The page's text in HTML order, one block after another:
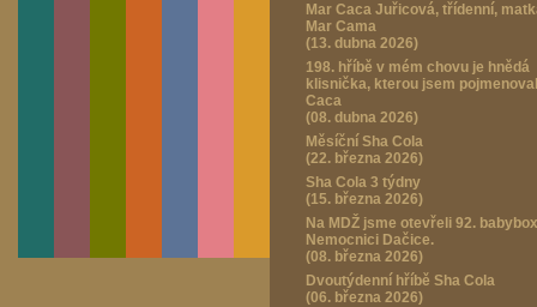
Mar Caca Juřicová, třídenní,
Mar Cama
(13. dubna 2026)
198. hříbě v mém chovu je hnědá
klisnička, kterou jsem
Caca
(08. dubna 2026)
Měsíční Sha Cola
(22. března 2026)
Sha Cola 3 týdny
(15. března 2026)
Na MDŽ jsme otevřeli 92.
Nemocnici Dačice.
(08. března 2026)
Dvoutýdenní hříbě Sha Cola
(06. března 2026)